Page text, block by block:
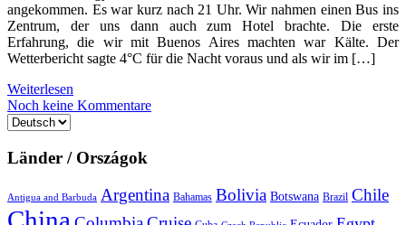
angekommen. Es war kurz nach 21 Uhr. Wir nahmen einen Bus ins
Zentrum, der uns dann auch zum Hotel brachte. Die erste
Erfahrung, die wir mit Buenos Aires machten war Kälte. Der
Wetterbericht sagte 4°C für die Nacht voraus und als wir im […]
Weiterlesen
Noch keine Kommentare
Sprache
Länder / Országok
Antigua and Barbuda Argentina Bahamas Bolivia Botswana Brazil Chile
China